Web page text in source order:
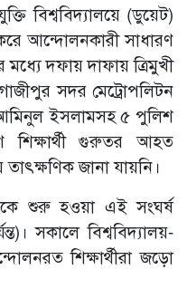
বিশ্ববিদ্যালয়ে (ডুয়েট)
আন্দোলনকারী সাধারণ
মধ্যে দফায় দাফায় ত্রিমুখী
সদর মেট্রোপলিটন
আমিনুল ইসলামসহ ৫ পুলিশ
গুরুতর আহত
জানা যায়নি।
শুরু হওয়া এই সংঘর্ষ
সকালে বিশ্ববিদ্যালয়-
শিক্ষার্থীরা জড়ো